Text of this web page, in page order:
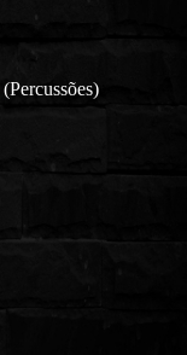
(Percussões)